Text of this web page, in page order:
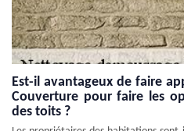
Est-il avantageux de faire
Couverture pour faire les
des toits ?